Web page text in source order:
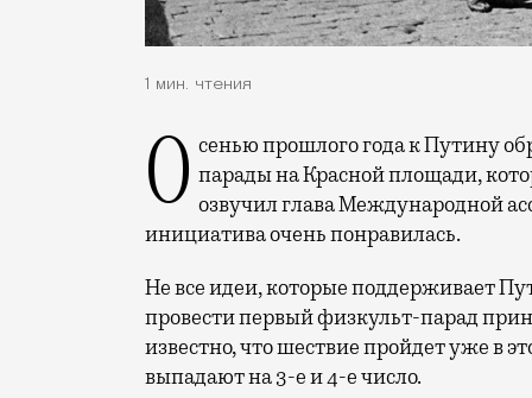
1 мин. чтения
Осенью прошлого года к Путину обратились с идеей возобновить спортивные парады на Красной площади,
озвучил глава Международной
инициатива очень понравилась.
Не все идеи, которые поддерживает
провести первый физкульт-парад
известно, что шествие пройдет уже в
выпадают на 3-е и 4-е число.